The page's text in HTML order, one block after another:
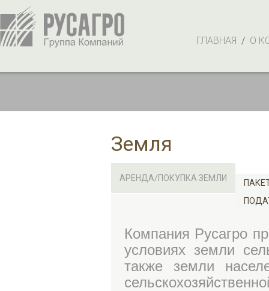
ГЛАВНАЯ / О
Земля
АРЕНДА/ПОКУПКА ЗЕМЛИ
Компания Русагро
условиях земли
также земли